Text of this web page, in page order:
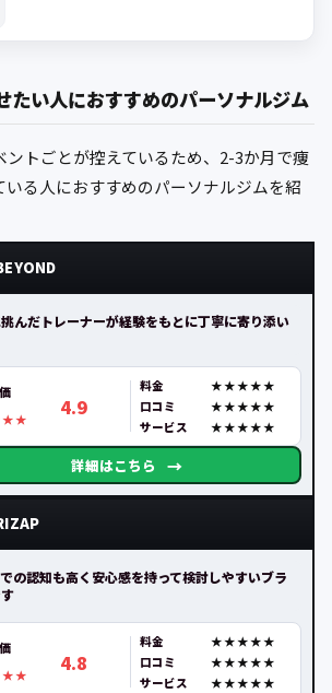
たい人におすすめのパーソナルジム
ントごとが控えているため、2-3か月で痩
る人におすすめのパーソナルジムを紹
んだトレーナーが経験をもとに丁寧に寄り添い
4.9
料金
口コミ
サービス
詳細はこちら →
の認知も高く安心感を持って検討しやすいブラ
4.8
料金
口コミ
サービス